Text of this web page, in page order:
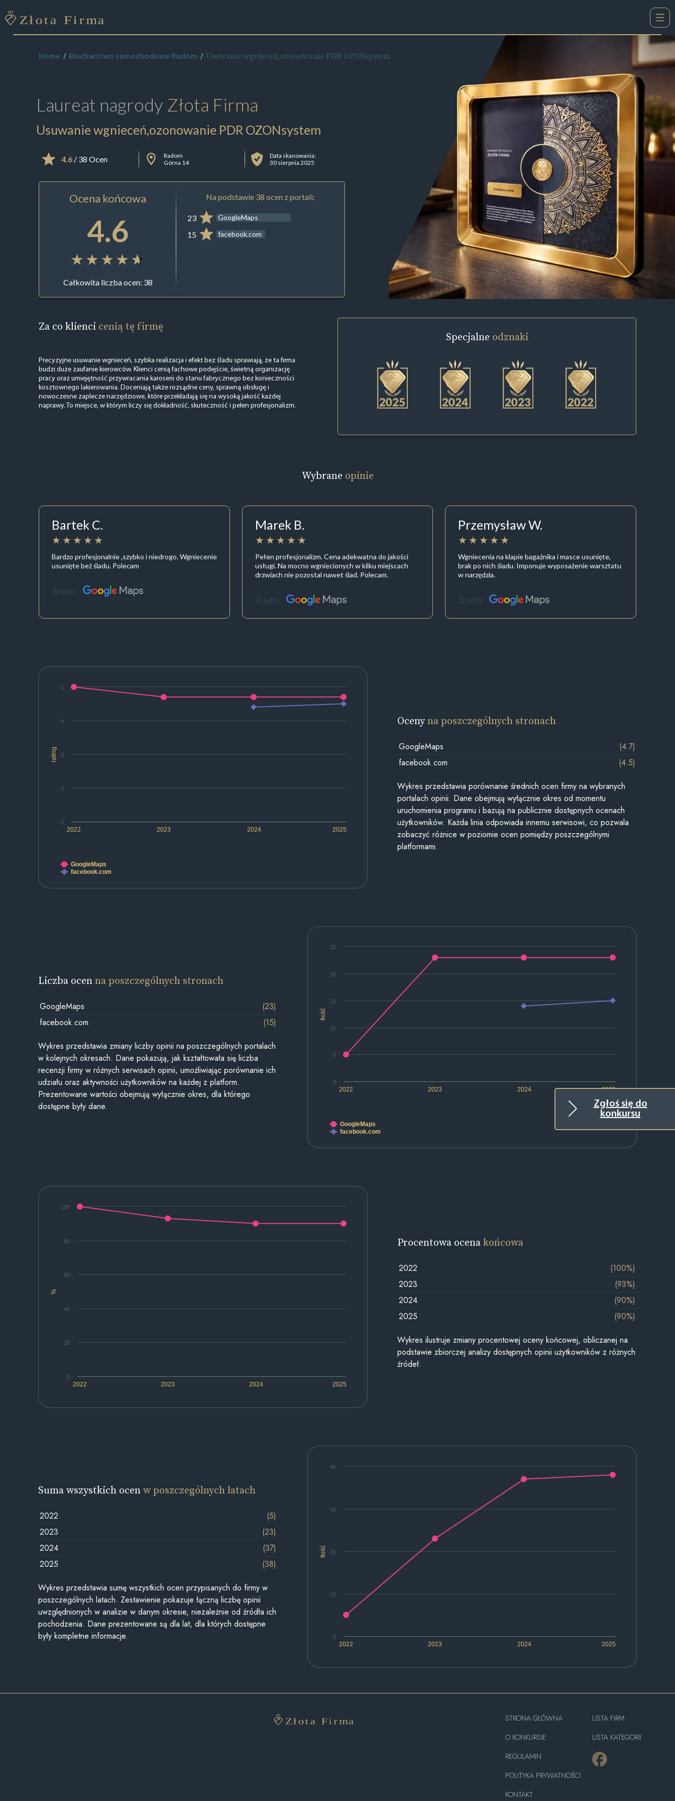
Zgłoś się do
konkursu
Home Blacharstwo samochodowe Radom Usuwanie wgnieceń,ozonowanie PDR OZONsystem
Laureat nagrody Złota Firma
Usuwanie wgnieceń,ozonowanie PDR OZONsystem
4.6/ 38 Ocen
Radom
Górna 14
Data skanowania:
30 sierpnia 2025
Ocena końcowa
4.6
Całkowita liczba ocen: 38
Na podstawie 38 ocen z portali:
23 GoogleMaps
15 facebook.com
Za co klienci cenią tę firmę
Precyzyjne usuwanie wgnieceń, szybka realizacja i efekt bez śladu sprawiają, że ta firma
budzi duże zaufanie kierowców. Klienci cenią fachowe podejście, świetną organizację
pracy oraz umiejętność przywracania karoserii do stanu fabrycznego bez konieczności
kosztownego lakierowania. Doceniają także rozsądne ceny, sprawną obsługę i
nowoczesne zaplecze narzędziowe, które przekładają się na wysoką jakość każdej
naprawy. To miejsce, w którym liczy się dokładność, skuteczność i pełen profesjonalizm.
Specjalne odznaki
Wybrane opinie
Bartek C.
Bardzo profesjonalnie ,szybko i niedrogo. Wgniecenie
usunięte beż śladu. Polecam
Źródło:
Marek B.
Pełen profesjonalizm. Cena adekwatna do jakości
usługi. Na mocno wgniecionych w kilku miejscach
drzwiach nie pozostal nawet ślad. Polecam.
Źródło:
Przemysław W.
Wgniecenia na klapie bagażnika i masce usunięte,
brak po nich śladu. Imponuje wyposażenie warsztatu
w narzędzia.
Źródło:
rating
2022 2023 2024 2025
1
2
3
4
5
GoogleMaps
facebook.com
Ocenyna poszczególnych stronach
GoogleMaps
(4.7)
facebook.com
(4.5)
Wykres przedstawia porównanie średnich ocen firmy na wybranych
portalach opinii. Dane obejmują wyłącznie okres od momentu
uruchomienia programu i bazują na publicznie dostępnych ocenach
użytkowników. Każda linia odpowiada innemu serwisowi, co pozwala
zobaczyć różnice w poziomie ocen pomiędzy poszczególnymi
platformami.
Ilość
2022 2023 2024 2025
0
5
10
15
20
25
GoogleMaps
facebook.com
Liczba ocenna poszczególnych stronach
GoogleMaps
(23)
facebook.com
(15)
Wykres przedstawia zmiany liczby opinii na poszczególnych portalach
w kolejnych okresach. Dane pokazują, jak kształtowała się liczba
recenzji firmy w różnych serwisach opinii, umożliwiając porównanie ich
udziału oraz aktywności użytkowników na każdej z platform.
Prezentowane wartości obejmują wyłącznie okres, dla którego
dostępne były dane.
%
2022 2023 2024 2025
0
20
40
60
80
100
Procentowa ocenakońcowa
2022
(100%)
2023
(93%)
2024
(90%)
2025
(90%)
Wykres ilustruje zmiany procentowej oceny końcowej, obliczanej na
podstawie zbiorczej analizy dostępnych opinii użytkowników z różnych
źródeł.
Ilość
2022 2023 2024 2025
0
10
20
30
40
Suma wszystkich ocenw poszczególnych latach
2022
(5)
2023
(23)
2024
(37)
2025
(38)
Wykres przedstawia sumę wszystkich ocen przypisanych do firmy w
poszczególnych latach. Zestawienie pokazuje łączną liczbę opinii
uwzględnionych w analizie w danym okresie, niezależnie od źródła ich
pochodzenia. Dane prezentowane są dla lat, dla których dostępne
były kompletne informacje.
STRONA GŁÓWNA
O KONKURSIE
REGULAMIN
POLITYKA PRYWATNOŚCI
KONTAKT
LISTA FIRM
LISTA KATEGORII